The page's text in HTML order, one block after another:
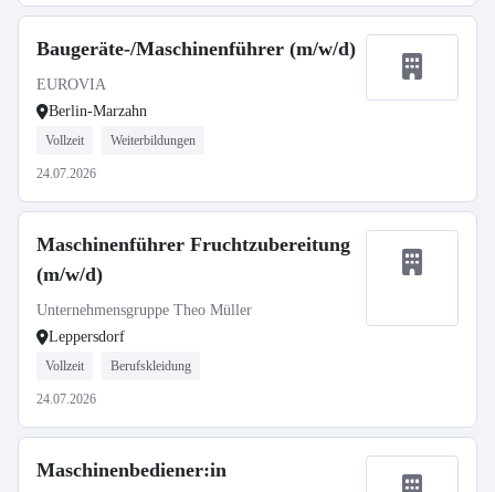
Baugeräte-/Maschinenführer (m/w/d)
EUROVIA
Berlin-Marzahn
Vollzeit Weiterbildungen
24.07.2026
Maschinenführer Fruchtzubereitung
(m/w/d)
Unternehmensgruppe Theo Müller
Leppersdorf
Vollzeit Berufskleidung
24.07.2026
Maschinenbediener:in